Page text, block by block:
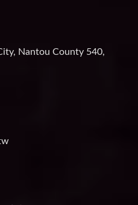
Nantou County 540,